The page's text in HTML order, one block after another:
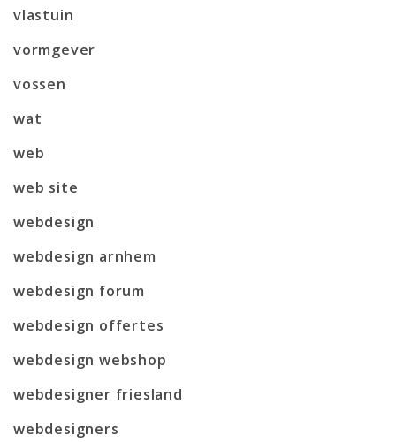
vlastuin
vormgever
vossen
wat
web
web site
webdesign
webdesign arnhem
webdesign forum
webdesign offertes
webdesign webshop
webdesigner friesland
webdesigners